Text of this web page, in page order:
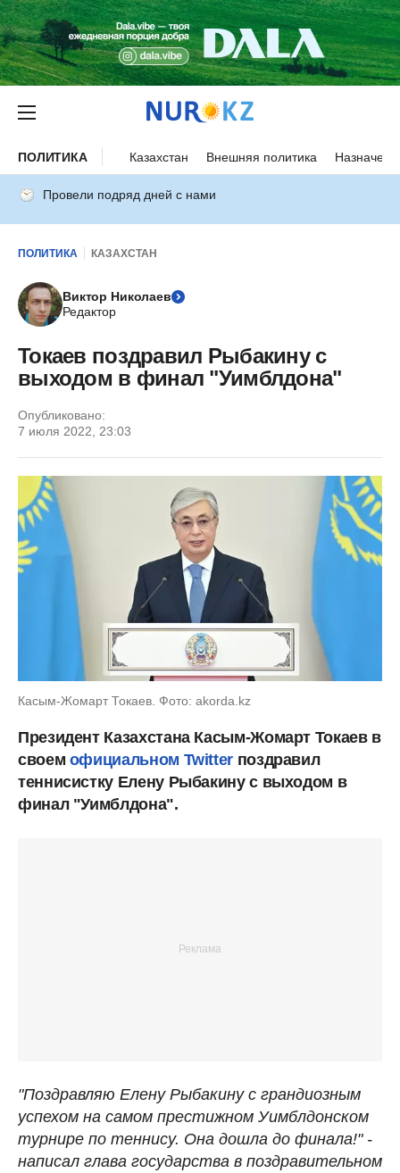
ПОЛИТИКА Казахстан Внешняя политика
Провели подряд дней с нами
ПОЛИТИКА КАЗАХСТАН
Виктор Николаев
Редактор
Токаев поздравил Рыбакину с
выходом в финал "Уимблдона"
Опубликовано:
7 июля 2022, 23:03
Касым-Жомарт Токаев. Фото: akorda.kz
Президент Казахстана Касым-Жомарт Токаев в
своем официальном Twitter поздравил
теннисистку Елену Рыбакину с выходом в
финал "Уимблдона".
"Поздравляю Елену Рыбакину с грандиозным
успехом на самом престижном Уимблдонском
турнире по теннису. Она дошла до финала!" -
написал глава государства в поздравительном